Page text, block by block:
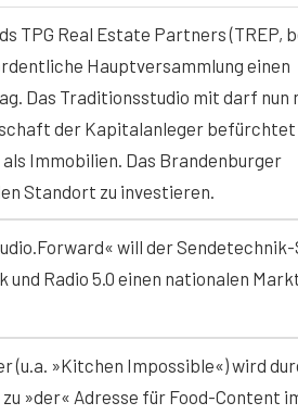
TPG Real Estate Partners (TREP,
Hauptversammlung einen
Das Traditionsstudio mit darf nun
der Kapitalanleger befürchtet
Immobilien. Das Brandenburger
Standort zu investieren.
will der
und Radio 5.0 einen nationalen
(u.a. »Kitchen Impossible«) wird
»der« Adresse für Food-Content